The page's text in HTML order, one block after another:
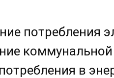
потребления
коммунальной
в